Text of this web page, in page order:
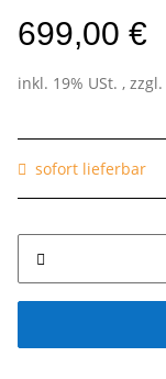
699,00 €
inkl. 19% USt. , zzgl.
sofort lieferbar